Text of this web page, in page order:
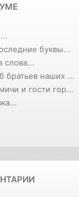
буквы...
слова...
братьев наших ...
и гости гор...